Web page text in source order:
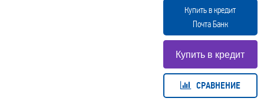
Купить в кредит
Почта Банк
СРАВНЕНИЕ